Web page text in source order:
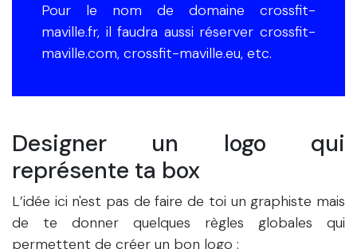
Pour le nom de domaine crossfit-
maville.fr, il faudra aussi réserver crossfit-
maville.com, crossfit-maville.eu, etc.
Designer un logo qui
représente ta box
L’idée ici n'est pas de faire de toi un graphiste mais
de te donner quelques règles globales qui
permettent de créer un bon logo :